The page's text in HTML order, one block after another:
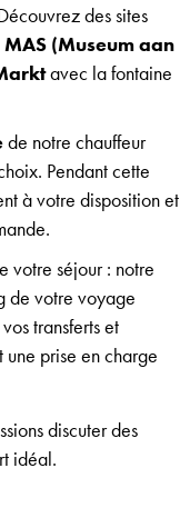
des sites
MAS (Museum aan
avec la fontaine
de notre chauffeur
Pendant cette
à votre disposition et
votre séjour : notre
de votre voyage
transferts et
prise en charge
discuter des
idéal.